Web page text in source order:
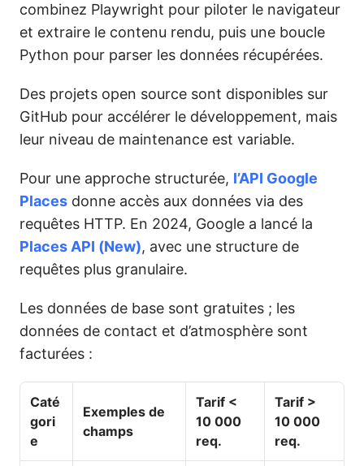
combinez Playwright pour piloter le navigateur
et extraire le contenu rendu, puis une boucle
Python pour parser les données récupérées.
Des projets open source sont disponibles sur
GitHub pour accélérer le développement, mais
leur niveau de maintenance est variable.
Pour une approche structurée, l’API Google
Places donne accès aux données via des
requêtes HTTP. En 2024, Google a lancé la
Places API (New), avec une structure de
requêtes plus granulaire.
Les données de base sont gratuites ; les
données de contact et d’atmosphère sont
facturées :
Caté
gori
e
Exemples de
champs
Tarif <
10 000
req.
Tarif >
10 000
req.